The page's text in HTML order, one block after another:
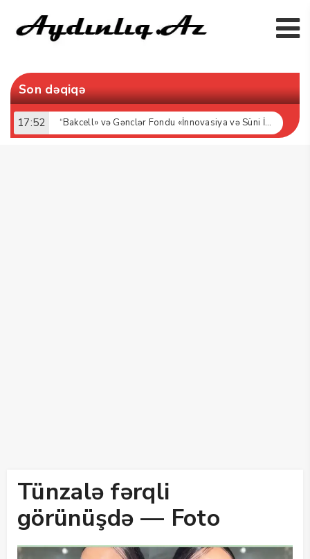
Son dəqiqə
17:52 “Bakcell» və Gənclər Fondu «İnnovasiya və Süni İntellekt» üzrə təqaüd proqramının qalibləri ilə görüş keçirib
Tünzalə fərqli
görünüşdə — Foto